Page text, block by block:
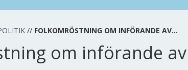
// FOLKOMRÖSTNING OM INFÖRANDE AV…
om införande